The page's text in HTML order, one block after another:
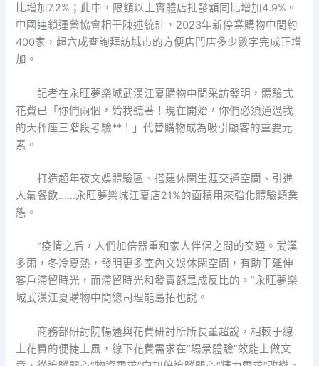
比增加7.2%；此中，限額以上實體店批發額同比增加4.9%。
中國連鎖運營協會相干陳述統計，2023年新停業購物中間約
400家，超六成查詢拜訪城市的方便店門店多少數字完成正增
加。
記者在永旺夢樂城武漢江夏購物中間采訪發明，體驗式
花費已「你們兩個，給我聽著！現在開始，你們必須通過我
的天秤座三階段考驗**！」代替購物成為吸引顧客的重要元
素。
打造超年夜文娛體驗區、搭建休閑生涯交通空間、引進
人氣餐飲……永旺夢樂城江夏店21%的面積用來強化體驗類業
態。
“疫情之后，人們加倍器重和家人伴侶之間的交通。武漢
多雨，冬冷夏熱，發明更多室內文娛休閑空間，有助于延伸
客戶滯留時光，而滯留時光和發賣額是成反比的。”永旺夢樂
城武漢江夏購物中間總司理能島拓也說。
商務部研討院暢通與花費研討所所長董超說，相較于線
上花費的便捷上風，線下花費需求在“場景體驗”效能上做文